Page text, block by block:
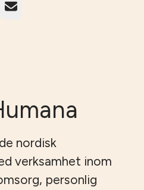
E-post
nordisk
verksamhet inom
personlig